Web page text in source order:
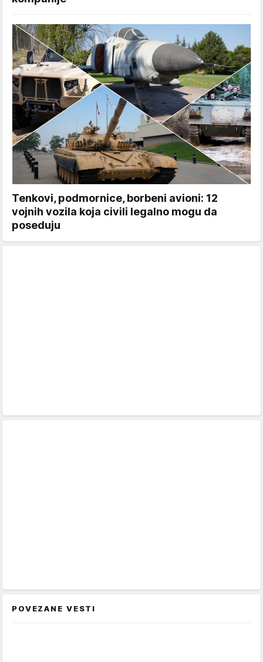
Tenkovi, podmornice, borbeni avioni: 12
vojnih vozila koja civili legalno mogu da
poseduju
POVEZANE VESTI